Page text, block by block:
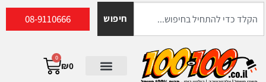
חיפוש 08-9110666
₪0
0